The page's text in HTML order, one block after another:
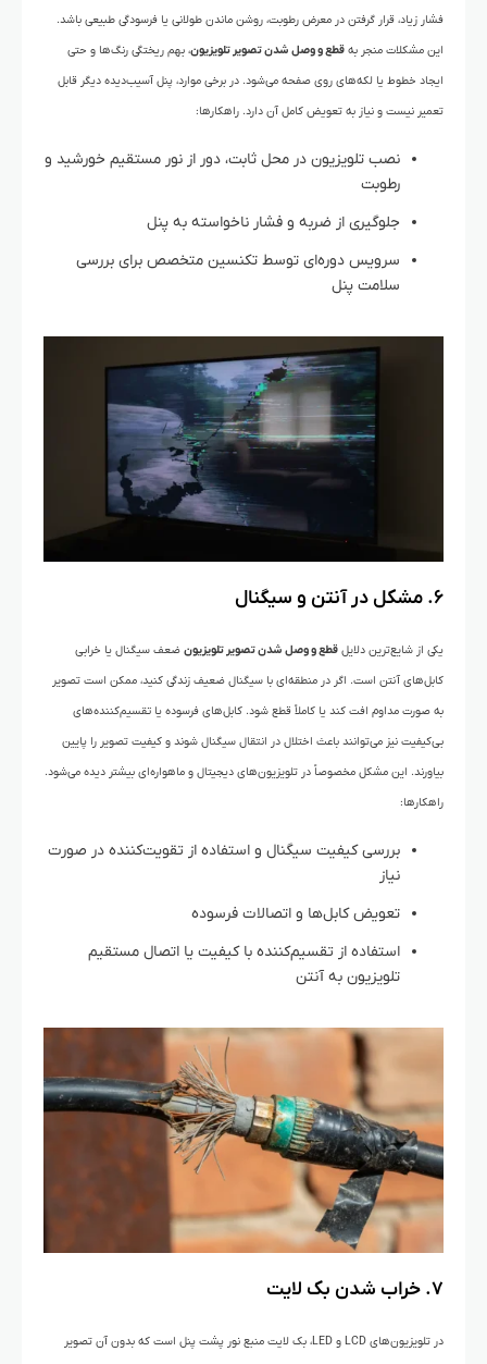
فشار زیاد، قرار گرفتن در معرض رطوبت، روشن ماندن طولانی یا فرسودگی طبیعی باشد.
این مشکلات منجر به قطع و وصل شدن تصویر تلویزیون، بهم ریختگی رنگ‌ها و حتی
ایجاد خطوط یا لکه‌های روی صفحه می‌شود. در برخی موارد، پنل آسیب‌دیده دیگر قابل
تعمیر نیست و نیاز به تعویض کامل آن دارد. راهکارها:
نصب تلویزیون در محل ثابت، دور از نور مستقیم خورشید و
رطوبت
جلوگیری از ضربه و فشار ناخواسته به پنل
سرویس دوره‌ای توسط تکنسین متخصص برای بررسی
سلامت پنل
۶. مشکل در آنتن و سیگنال
یکی از شایع‌ترین دلایل قطع و وصل شدن تصویر تلویزیون ضعف سیگنال یا خرابی
کابل‌های آنتن است. اگر در منطقه‌ای با سیگنال ضعیف زندگی کنید، ممکن است تصویر
به صورت مداوم افت کند یا کاملاً قطع شود. کابل‌های فرسوده یا تقسیم‌کننده‌های
بی‌کیفیت نیز می‌توانند باعث اختلال در انتقال سیگنال شوند و کیفیت تصویر را پایین
بیاورند. این مشکل مخصوصاً در تلویزیون‌های دیجیتال و ماهواره‌ای بیشتر دیده می‌شود.
راهکارها:
بررسی کیفیت سیگنال و استفاده از تقویت‌کننده در صورت
نیاز
تعویض کابل‌ها و اتصالات فرسوده
استفاده از تقسیم‌کننده با کیفیت یا اتصال مستقیم
تلویزیون به آنتن
۷. خراب شدن بک لایت
در تلویزیون‌های LCD و LED، بک لایت منبع نور پشت پنل است که بدون آن تصویر